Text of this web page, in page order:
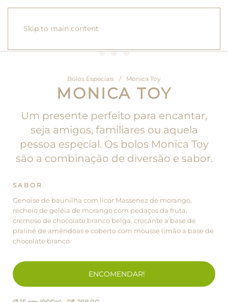
Skip to main content
Bolos Especiais Monica Toy
MONICA TOY
Um presente perfeito para encantar,
seja amigos, familiares ou aquela
pessoa especial. Os bolos Monica Toy
são a combinação de diversão e sabor.
SABOR
Genoise de baunilha com licor Massenez de morango,
recheio de geléia de morango com pedaços da fruta,
cremoso de chocolate branco belga, crocante a base de
praliné de amêndoas e coberto com mousse limão a base de
chocolate branco.
ENCOMENDAR!